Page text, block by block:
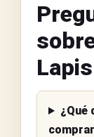
¿Qué